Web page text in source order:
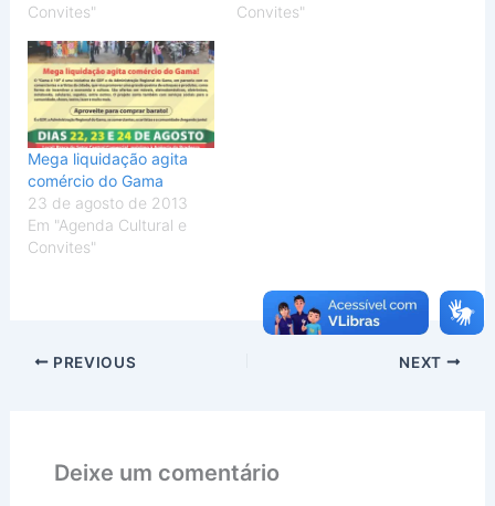
Convites"
Convites"
Mega liquidação agita
comércio do Gama
23 de agosto de 2013
Em "Agenda Cultural e
Convites"
PREVIOUS NEXT
Deixe um comentário